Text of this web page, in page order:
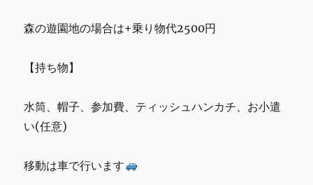
森の遊園地の場合は+乗り物代2500円
【持ち物】
水筒、帽子、参加費、ティッシュハンカチ、お小遣
い(任意)
移動は車で行います